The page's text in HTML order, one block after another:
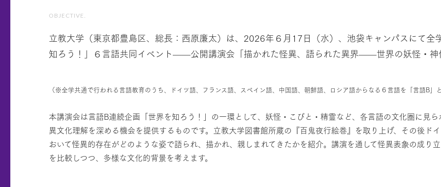
OBJECTIVE.
立教大学（東京都豊島区、総長：西原廉太）は、2026年６月17日（水）、池袋キャンパスにて
知ろう！」６言語共同イベント——公開講演会「描かれた怪異、語られた異界——世界の妖怪・神
（※全学共通で行われる言語教育のうち、ドイツ語、フランス語、スペイン語、中国語、朝鮮語、ロシア語からなる６言語を「言語B」
本講演会は言語B連続企画「世界を知ろう！」の一環として、妖怪・こびと・精霊など、各言語の文化圏に見
異文化理解を深める機会を提供するものです。立教大学図書館所蔵の『百鬼夜行絵巻』を取り上げ、その後ド
おいて怪異的存在がどのような姿で語られ、描かれ、親しまれてきたかを紹介。講演を通して怪異表象の成り
を比較しつつ、多様な文化的背景を考えます。